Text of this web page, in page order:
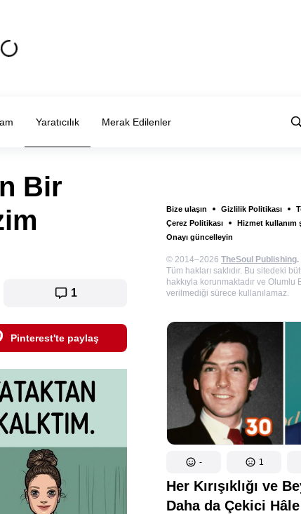
Yaratıcılık Merak Edilenler
Bize ulaşın Gizlilik Politikası
Çerez Politikası
Hizmet kullanım
Onayı güncelleyin
© 2014–2026 TheSoul Publishing.
Tüm hakları saklıdır. Bu sitedeki
hakkıyla korunmaktadır ve Olumlu
verilmediği sürece kullanılamaz.
- 1
Her Kırışıklığı ve
Daha da Çekici
Bir
1
Pinterest'te paylaş